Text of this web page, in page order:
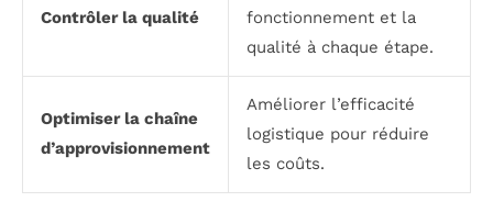
Contrôler la qualité
fonctionnement et la
qualité à chaque étape.
Optimiser la chaîne
d’approvisionnement
Améliorer l’efficacité
logistique pour réduire
les coûts.